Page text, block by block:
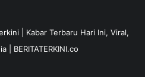
| Kabar Terbaru Hari Ini, Viral,
| BERITATERKINI.co